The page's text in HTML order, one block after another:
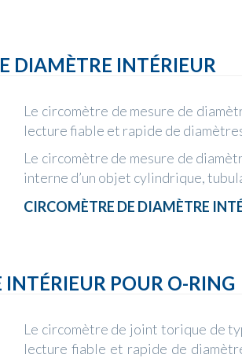
DIAMÈTRE INTÉRIEUR
Le circomètre de mesure de
lecture fiable et rapide de diamètres
Le circomètre de mesure de
interne d’un objet cylindrique,
CIRCOMÈTRE DE DIAMÈTRE
POUR O-RING
Le circomètre de joint torique de
lecture fiable et rapide de